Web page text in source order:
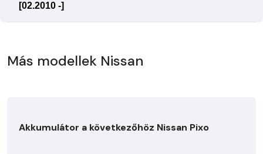
[02.2010 -]
Más modellek Nissan
Akkumulátor a következőhöz Nissan Pixo